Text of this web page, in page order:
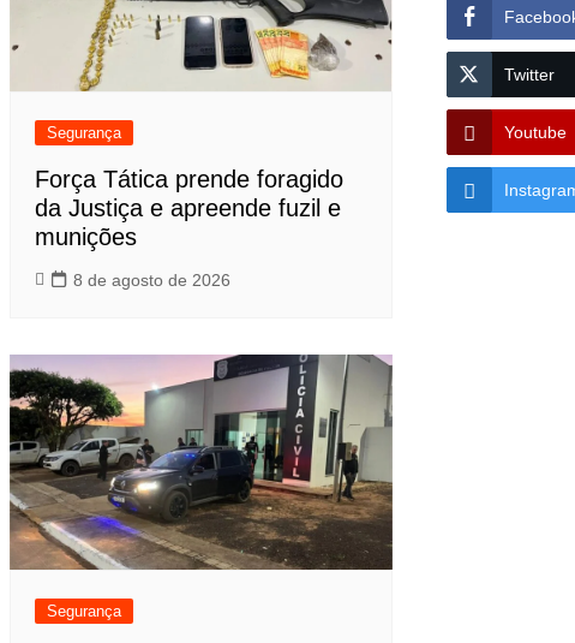
Segurança
Força Tática prende foragido
da Justiça e apreende fuzil e
munições
8 de agosto de 2026
Segurança
Twitter
Youtube